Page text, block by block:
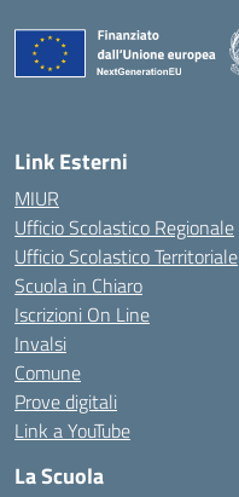
Link Esterni
MIUR
Ufficio Scolastico Regionale
Ufficio Scolastico Territoriale
Scuola in Chiaro
Iscrizioni On Line
Invalsi
Comune
Prove digitali
Link a YouTube
La Scuola